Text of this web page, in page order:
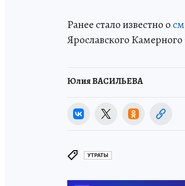
Ранее стало известно о
Ярославского
Юлия ВАСИЛЬЕВА
УТРАТЫ